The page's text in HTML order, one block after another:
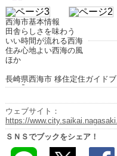
西海市基本情報
田舎らしさを味わう
いい時間が流れる西海
住み心地よい西海の風
ほか
長崎県西海市 移住定住ガイド
ウェブサイト：
https://
ＳＮＳでブックをシェア！
はじめてご利用される方へ
コンテンツ
明治日本の産業革命遺
長崎と天草地方の潜伏
関連遺産
大学・専門学校ナビ